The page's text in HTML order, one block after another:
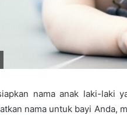
nama anak laki-laki
nama untuk bayi Anda,